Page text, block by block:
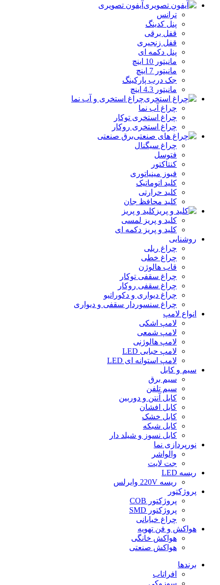
آیفون تصویری
ترانس
پنل کدینگ
قفل برقی
قفل زنجیری
پنل دکمه‌ ای
مانیتور 10 اینچ
مانیتور 7 اینچ
جک درب پارکینگ
مانیتور 4.3 اینچ
چراغ استخری و آب نما
چراغ آب نما
چراغ استخری توکار
چراغ استخری روکار
برق صنعتی
چراغ سیگنال
فتوسل
کنتاکتور
فیوز مینیاتوری
کلید اتوماتیک
کلید حرارتی
کلید محافظ جان
کلید و پریز
کلید و پریز لمسی
کلید و پریز دکمه‌ ای
روشنایی
چراغ ریلی
چراغ خطی
قاب هالوژن
چراغ سقفی توکار
چراغ سقفی روکار
چراغ دیواری و دکوراتیو
چراغ سنسوردار سقفی و دیواری
انواع لامپ
لامپ اشکی
لامپ شمعی
لامپ هالوژنی
لامپ حبابی LED
لامپ استوانه ای LED
سیم و کابل
سیم برق
سیم تلفن
کابل آنتن و دوربین
کابل افشان
کابل خشک
کابل شبکه
کابل نسوز و شیلد دار
نورپردازی نما
والواشر
جت لایت
ریسه LED
ریسه 220V وایرلس
پروژکتور
پروژکتور COB
پروژکتور SMD
چراغ خیابانی
هواکش و فن تهویه
هواکش خانگی
هواکش صنعتی
برندها
افراتاب
سوزوکی